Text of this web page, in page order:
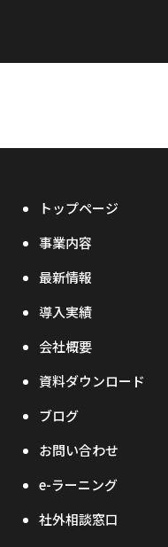
トップページ
事業内容
最新情報
導入実績
会社概要
資料ダウンロード
ブログ
お問い合わせ
e-ラーニング
社外相談窓口